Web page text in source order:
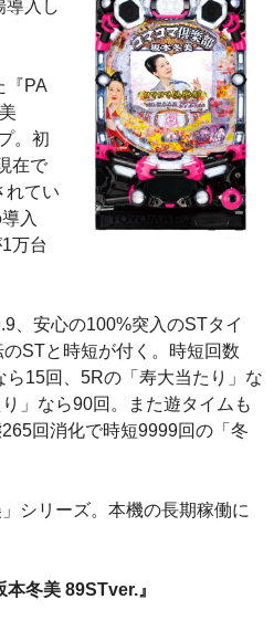
導入し
『PA
。初
在で
れてい
入
万台
、安心の100%突入のSTタイ
STと時短が付く。時短回数
15回、5Rの「寿大当たり」な
」なら90回。また遊タイムも
回消化で時短9999回の「冬
シリーズ。本機の長期稼働に
冬美 89STver.』